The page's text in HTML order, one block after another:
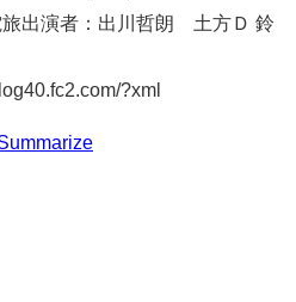
旅出演者：出川哲朗 土方Ｄ 鈴
?xml